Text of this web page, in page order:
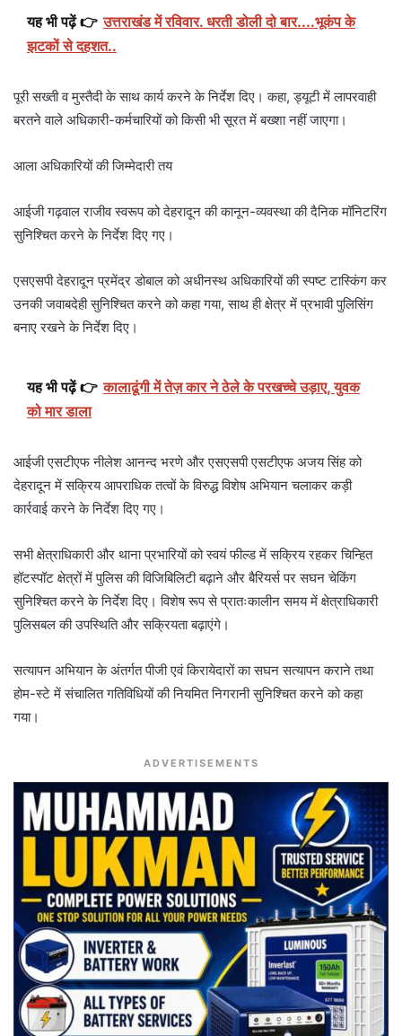
यह भी पढ़ें 👉 उत्तराखंड में रविवार. धरती डोली दो बार....भूकंप के
झटकों से दहशत..
पूरी सख्ती व मुस्तैदी के साथ कार्य करने के निर्देश दिए। कहा, ड्यूटी में लापरवाही
बरतने वाले अधिकारी-कर्मचारियों को किसी भी सूरत में बख्शा नहीं जाएगा।
आला अधिकारियों की जिम्मेदारी तय
आईजी गढ़वाल राजीव स्वरूप को देहरादून की कानून-व्यवस्था की दैनिक मॉनिटरिंग
सुनिश्चित करने के निर्देश दिए गए।
एसएसपी देहरादून प्रमेंद्र डोबाल को अधीनस्थ अधिकारियों की स्पष्ट टास्किंग कर
उनकी जवाबदेही सुनिश्चित करने को कहा गया, साथ ही क्षेत्र में प्रभावी पुलिसिंग
बनाए रखने के निर्देश दिए।
यह भी पढ़ें 👉 कालाढूंगी में तेज़ कार ने ठेले के परखच्चे उड़ाए, युवक
को मार डाला
आईजी एसटीएफ नीलेश आनन्द भरणे और एसएसपी एसटीएफ अजय सिंह को
देहरादून में सक्रिय आपराधिक तत्वों के विरुद्ध विशेष अभियान चलाकर कड़ी
कार्रवाई करने के निर्देश दिए गए।
सभी क्षेत्राधिकारी और थाना प्रभारियों को स्वयं फील्ड में सक्रिय रहकर चिन्हित
हॉटस्पॉट क्षेत्रों में पुलिस की विजिबिलिटी बढ़ाने और बैरियर्स पर सघन चेकिंग
सुनिश्चित करने के निर्देश दिए। विशेष रूप से प्रातःकालीन समय में क्षेत्राधिकारी
पुलिसबल की उपस्थिति और सक्रियता बढ़ाएंगे।
सत्यापन अभियान के अंतर्गत पीजी एवं किरायेदारों का सघन सत्यापन कराने तथा
होम-स्टे में संचालित गतिविधियों की नियमित निगरानी सुनिश्चित करने को कहा
गया।
ADVERTISEMENTS